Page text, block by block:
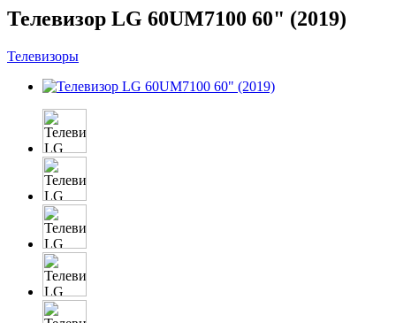
Телевизор LG 60UM7100 60" (2019)
Телевизоры